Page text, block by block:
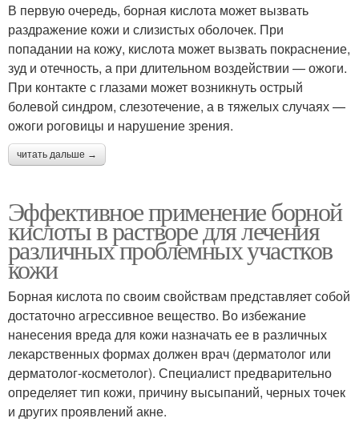
В первую очередь, борная кислота может вызвать
раздражение кожи и слизистых оболочек. При
попадании на кожу, кислота может вызвать покраснение,
зуд и отечность, а при длительном воздействии — ожоги.
При контакте с глазами может возникнуть острый
болевой синдром, слезотечение, а в тяжелых случаях —
ожоги роговицы и нарушение зрения.
читать дальше →
Эффективное применение борной
кислоты в растворе для лечения
различных проблемных участков
кожи
Борная кислота по своим свойствам представляет собой
достаточно агрессивное вещество. Во избежание
нанесения вреда для кожи назначать ее в различных
лекарственных формах должен врач (дерматолог или
дерматолог-косметолог). Специалист предварительно
определяет тип кожи, причину высыпаний, черных точек
и других проявлений акне.